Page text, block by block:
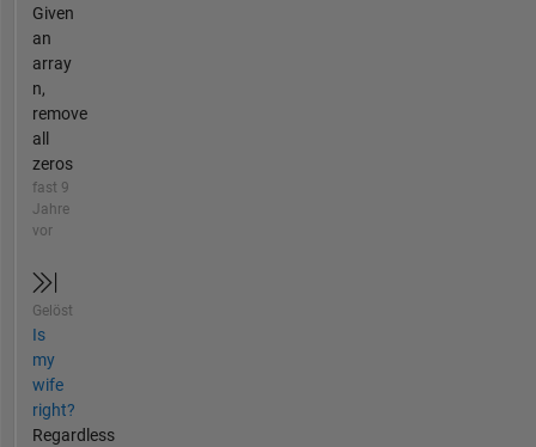
Given
an
array
n,
remove
all
zeros
fast 9
Jahre
vor
Gelöst
Is
my
wife
right?
Regardless